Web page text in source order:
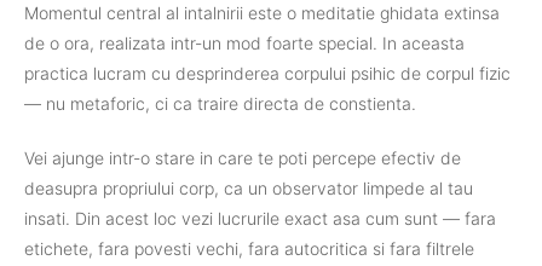
Momentul central al intalnirii este o meditatie ghidata extinsa
de o ora, realizata intr-un mod foarte special. In aceasta
practica lucram cu desprinderea corpului psihic de corpul fizic
— nu metaforic, ci ca traire directa de constienta.
Vei ajunge intr-o stare in care te poti percepe efectiv de
deasupra propriului corp, ca un observator limpede al tau
insati. Din acest loc vezi lucrurile exact asa cum sunt — fara
etichete, fara povesti vechi, fara autocritica si fara filtrele